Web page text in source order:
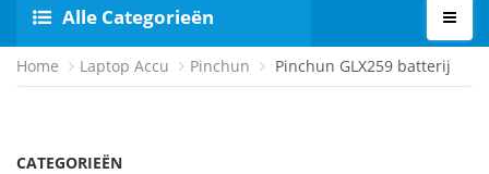
Alle Categorieën
Home Laptop Accu Pinchun Pinchun GLX259 batterij
CATEGORIEËN